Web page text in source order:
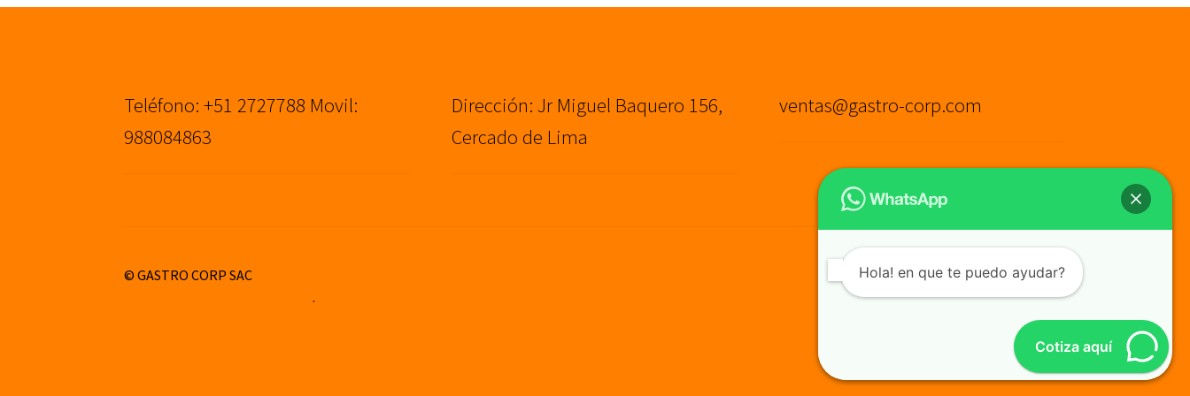
Teléfono: +51 2727788 Movil:
988084863
Dirección: Jr Miguel Baquero 156,
Cercado de Lima
ventas@gastro-corp.com
© GASTRO CORP SAC
Construido con WooCommerce.
Hola! en que te puedo ayudar?
Cotiza aquí